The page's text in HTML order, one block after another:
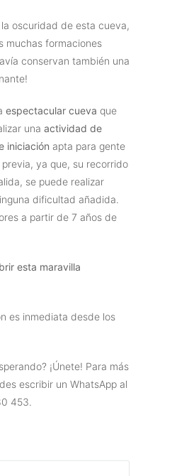
oscuridad de esta cueva,
muchas formaciones
conservan también una
espectacular cueva que
una actividad de
iniciación apta para gente
previa, ya que, su recorrido
se puede realizar
dificultad añadida.
a partir de 7 años de
esta maravilla
es inmediata desde los
¡Únete! Para más
escribir un WhatsApp al
453.